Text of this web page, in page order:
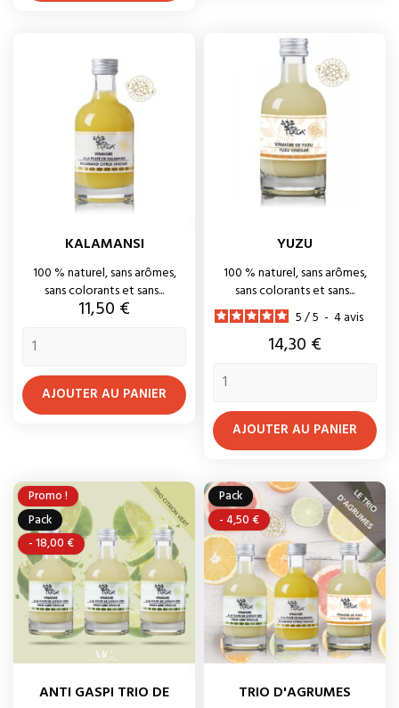
KALAMANSI
100 % naturel, sans arômes,
sans colorants et sans...
Prix
11,50 €
AJOUTER AU PANIER
YUZU
100 % naturel, sans arômes,
sans colorants et sans...
5/5 - 4avis
Prix
14,30 €
AJOUTER AU PANIER
ANTI GASPI TRIO DE
Promo !
Pack
- 18,00 €
TRIO D'AGRUMES
Pack
- 4,50 €